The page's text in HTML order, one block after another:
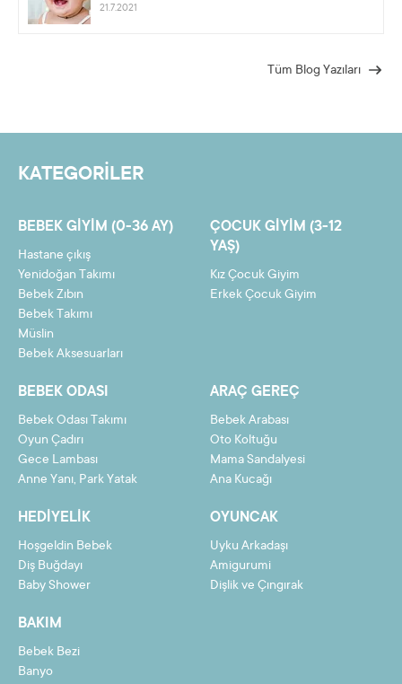
21.7.2021
Tüm Blog Yazıları
KATEGORİLER
BEBEK GIYIM (0-36 AY)
Hastane çıkış
Yenidoğan Takımı
Bebek Zıbın
Bebek Takımı
Müslin
Bebek Aksesuarları
ÇOCUK GIYIM (3-12
YAŞ)
Kız Çocuk Giyim
Erkek Çocuk Giyim
BEBEK ODASI
Bebek Odası Takımı
Oyun Çadırı
Gece Lambası
Anne Yanı, Park Yatak
ARAÇ GEREÇ
Bebek Arabası
Oto Koltuğu
Mama Sandalyesi
Ana Kucağı
HEDIYELIK
Hoşgeldin Bebek
Diş Buğdayı
Baby Shower
OYUNCAK
Uyku Arkadaşı
Amigurumi
Dişlik ve Çıngırak
BAKIM
Bebek Bezi
Banyo